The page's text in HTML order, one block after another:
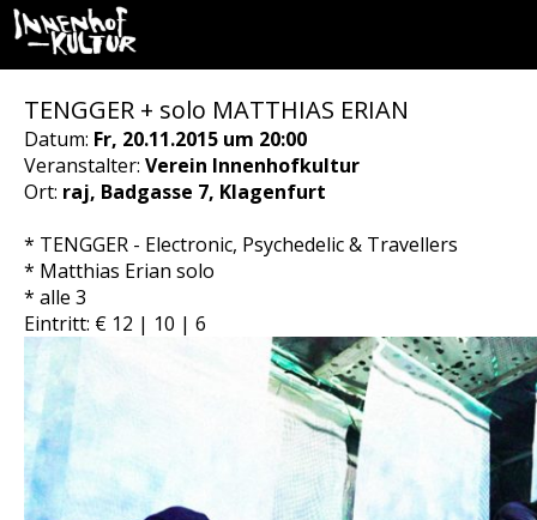
TENGGER + solo MATTHIAS ERIAN
Datum: Fr, 20.11.2015 um 20:00
Veranstalter: Verein Innenhofkultur
Ort: raj, Badgasse 7, Klagenfurt
* TENGGER - Electronic, Psychedelic & Travellers
* Matthias Erian solo
* alle 3
Eintritt: € 12 | 10 | 6